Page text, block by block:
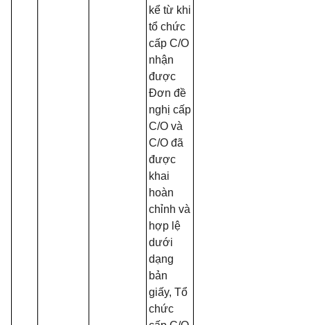
kể từ khi
tổ chức
cấp C/O
nhận
được
Đơn đề
nghị cấp
C/O và
C/O đã
được
khai
hoàn
chỉnh và
hợp lệ
dưới
dạng
bản
giấy, Tổ
chức